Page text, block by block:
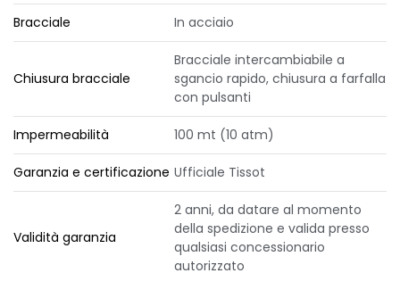
Bracciale In acciaio
Chiusura bracciale
Bracciale intercambiabile a
sgancio rapido, chiusura a farfalla
con pulsanti
Impermeabilità 100 mt (10 atm)
Garanzia e certificazione Ufficiale Tissot
Validità garanzia
2 anni, da datare al momento
della spedizione e valida presso
qualsiasi concessionario
autorizzato